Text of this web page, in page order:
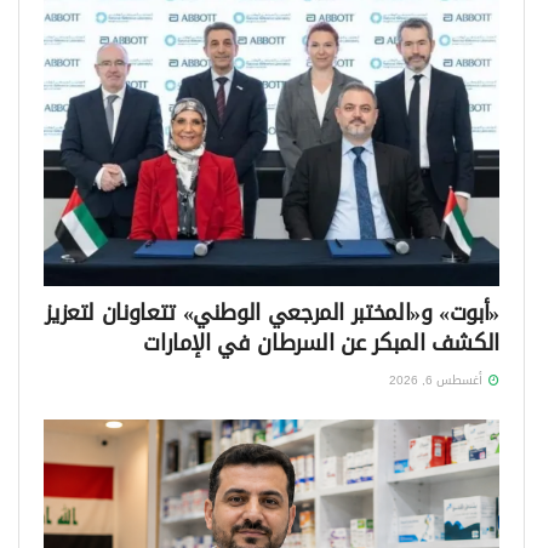
«أبوت» و«المختبر المرجعي الوطني» تتعاونان لتعزيز
الكشف المبكر عن السرطان في الإمارات
أغسطس 6, 2026